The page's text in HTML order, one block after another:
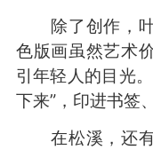
除了创作，叶
色版画虽然艺术
引年轻人的目光
下来”，印进书签
在松溪，还有